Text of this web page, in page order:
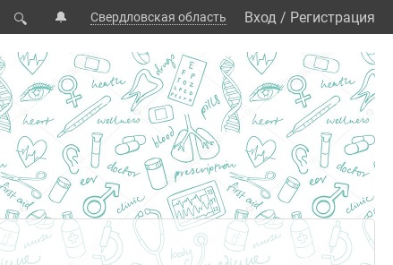
🔍 🔔 Свердловская область Вход / Регистрация